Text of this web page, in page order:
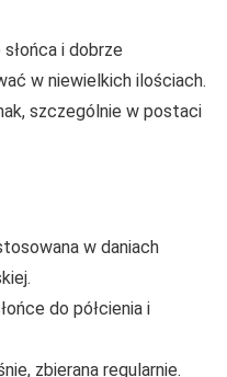
i dobrze
w niewielkich ilościach.
szczególnie w postaci
w daniach
do półcienia i
zbierana regularnie.